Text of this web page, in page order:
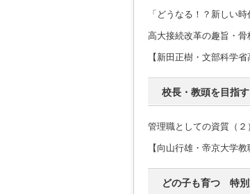
「どうなる！？新しい
高大接続改革の趣旨・骨
【新田正樹・文部科学
校長・教頭を目指
管理職としての資質（
【向山行雄・帝京大学
どの子も育つ 特別